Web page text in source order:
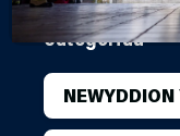
Categorïau